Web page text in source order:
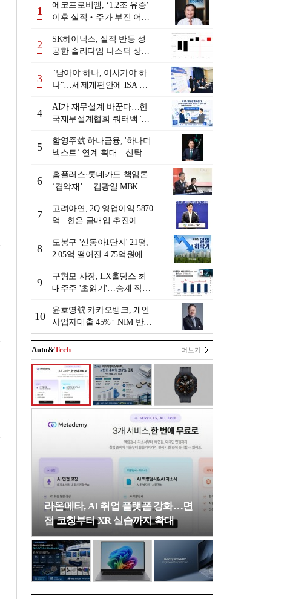
1
에코프로비엠, ‘1.2조 유증’
이후 실적‧주가 부진 어쩌
2
SK하이닉스, 실적 반등 성
공한 솔리다임 나스닥 상장
3
"남아야 하나, 이사가야 하
나"…세제개편안에 ISA 투
4
AI가 재무설계 바꾼다…한
국재무설계협회·쿼터백 '베
5
함영주號 하나금융, '하나더
넥스트‘ 연계 확대…신탁수
니어 비즈니스 돋보기]
6
홈플러스·롯데카드 책임론
‘겹악재’ …김광일 MBK 부
7
고려아연, 2Q 영업이익 5870
억...한은 금매입 추진에 주
8
도봉구 '신동아1단지' 21평,
2.05억 떨어진 4.75억원에
9
구형모 사장, LX홀딩스 최
대주주 '초읽기'…승계 작업
10
윤호영號 카카오뱅크, 개인
사업자대출 45%↑·NIM 반
등…플랫폼 수익화 '과제' [2
026 금융사 상반기 실적]
Auto&Tech 더보기
라온메타, AI 취업 플랫폼 강화…면
접 코칭부터 XR 실습까지 확대